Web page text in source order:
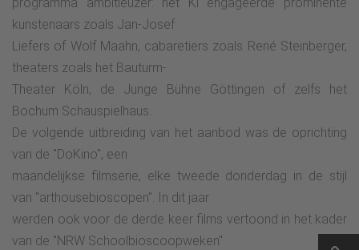
programma ambitieuzer: het Ki engageerde prominente
kunstenaars zoals Jan-Josef
Liefers of Wolf Maahn, cabaretiers zoals René Steinberger,
theaters zoals het Bauturm-
Theater Köln, de Junge Bühne Göttingen of zelfs het
Bochum Schauspielhaus.
De volgende uitbreiding van het aanbod was de oprichting
van de "DoKino", een
maandelijkse filmserie, elke tweede donderdag in de stijl
van "arthousebioscopen". In dit jaar
werden ook voor de derde keer films vertoond in het kader
van de "NRW Schoolbioscoopweken"